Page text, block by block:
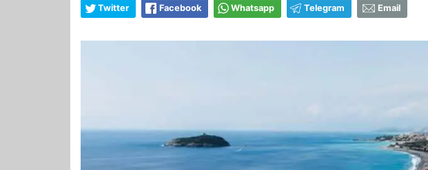
Twitter Facebook Whatsapp Telegram Email